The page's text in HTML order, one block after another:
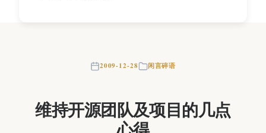
2009-12-28 闲言碎语
维持开源团队及项目的几点